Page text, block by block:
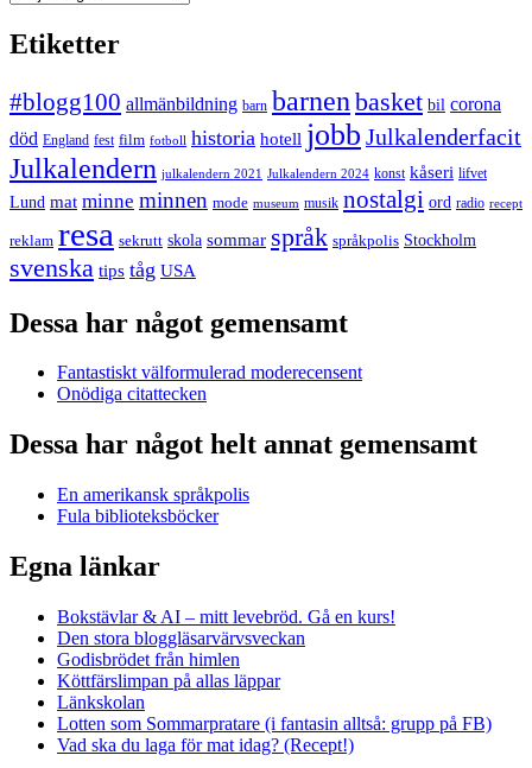
Etiketter
#blogg100 allmänbildning barn barnen basket bil corona
död England fest film fotboll historia hotell jobb Julkalenderfacit
Julkalendern julkalendern 2021 Julkalendern 2024 konst kåseri lifvet
Lund mat minne minnen mode museum musik nostalgi ord radio recept
reklam resa sekrutt skola sommar språk språkpolis Stockholm
svenska tips tåg USA
Dessa har något gemensamt
Fantastiskt välformulerad moderecensent
Onödiga citattecken
Dessa har något helt annat gemensamt
En amerikansk språkpolis
Fula biblioteksböcker
Egna länkar
Bokstävlar & AI – mitt levebröd. Gå en kurs!
Den stora bloggläsarvärvsveckan
Godisbrödet från himlen
Köttfärslimpan på allas läppar
Länkskolan
Lotten som Sommarpratare (i fantasin alltså: grupp på FB)
Vad ska du laga för mat idag? (Recept!)